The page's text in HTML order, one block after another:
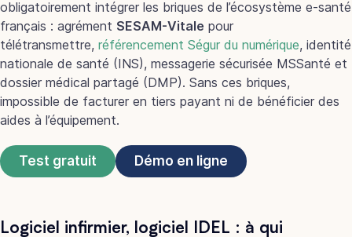
obligatoirement intégrer les briques de l’écosystème e-santé
français : agrément SESAM-Vitale pour
télétransmettre, référencement Ségur du numérique, identité
nationale de santé (INS), messagerie sécurisée MSSanté et
dossier médical partagé (DMP). Sans ces briques,
impossible de facturer en tiers payant ni de bénéficier des
aides à l’équipement.
Test gratuit Démo en ligne
Logiciel infirmier, logiciel IDEL : à qui